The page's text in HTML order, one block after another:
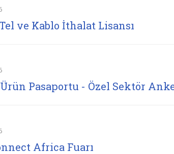
ve Kablo İthalat Lisansı
Pasaportu - Özel Sektör
Africa Fuarı